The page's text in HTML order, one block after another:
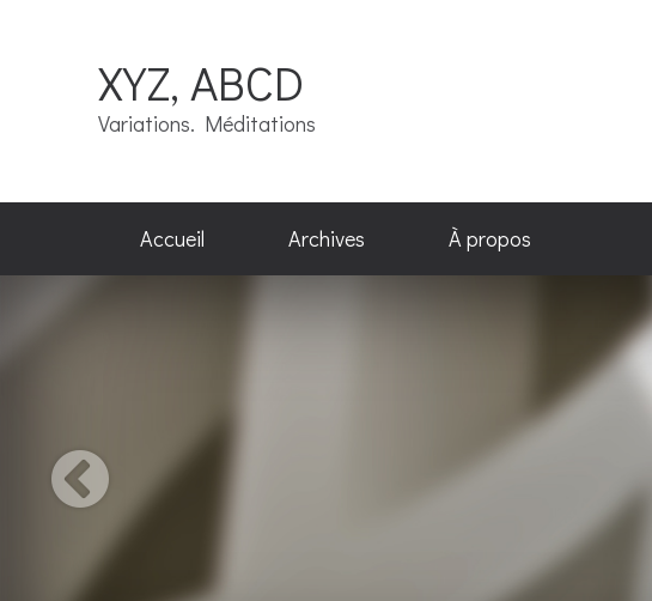
XYZ, ABCD
Variations. Méditations
Accueil Archives À propos